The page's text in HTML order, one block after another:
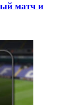
матч и